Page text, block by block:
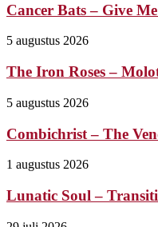
Cancer Bats – Give
5 augustus 2026
The Iron Roses –
5 augustus 2026
Combichrist – The
1 augustus 2026
Lunatic Soul –